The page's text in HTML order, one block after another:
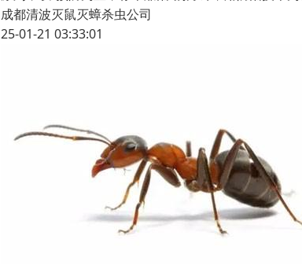
成都清波灭鼠灭蟑杀虫公司
25-01-21 03:33:01